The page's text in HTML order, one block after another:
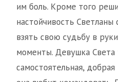
им боль. Кроме того
настойчивость
взять свою судьбу в
моменты. Девушка Света
самостоятельная,